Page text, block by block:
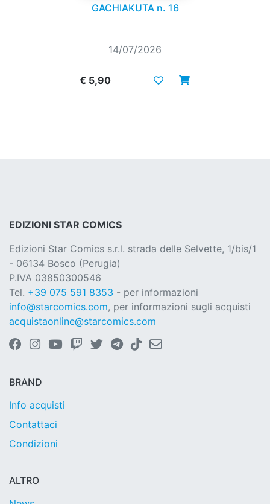
GACHIAKUTA n. 16
14/07/2026
€ 5,90
EDIZIONI STAR COMICS
Edizioni Star Comics s.r.l. strada delle Selvette, 1/bis/1
- 06134 Bosco (Perugia)
P.IVA 03850300546
Tel. +39 075 591 8353 - per informazioni
info@starcomics.com, per informazioni sugli acquisti
acquistaonline@starcomics.com
BRAND
Info acquisti
Contattaci
Condizioni
ALTRO